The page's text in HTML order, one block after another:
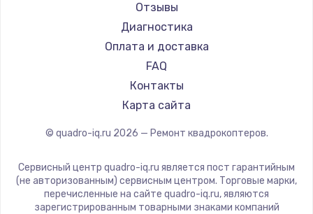
Отзывы
Диагностика
Оплата и доставка
FAQ
Контакты
Карта сайта
© quadro-iq.ru 2026 — Ремонт квадрокоптеров.
Сервисный центр quadro-iq.ru является пост гарантийным
(не авторизованным) сервисным центром. Торговые марки,
перечисленные на сайте quadro-iq.ru, являются
зарегистрированным товарными знаками компаний